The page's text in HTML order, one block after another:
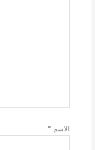
الاسم *